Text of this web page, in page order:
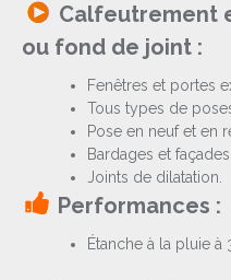
Calfeutrement
ou fond de joint :
Fenêtres et portes
Tous types de
Pose en neuf et en
Bardages et
Joints de dilatation.
Performances :
Étanche à la pluie à